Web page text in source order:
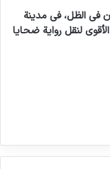
في الظل، في مدينة
الأقوى لنقل رواية ضحايا